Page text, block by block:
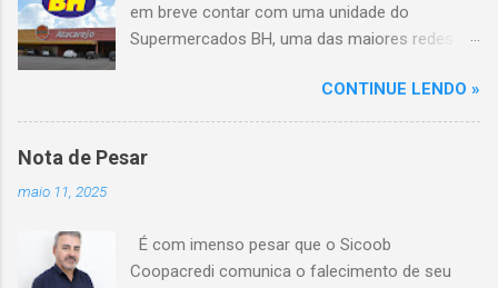
em breve contar com uma unidade do
Supermercados BH, uma das maiores redes do
o braço mineiro da rede Bretas por R$ 716
milhões, conforme anunciado na última sexta-
Guimarães, 455, no bairro Santo Antônio. Com
a aquisição, existe a possibilidade de que essa
CONTINUE LENDO »
Nota de Pesar
maio 11, 2025
É com imenso pesar que o Sicoob
Coopacredi comunica o falecimento de seu